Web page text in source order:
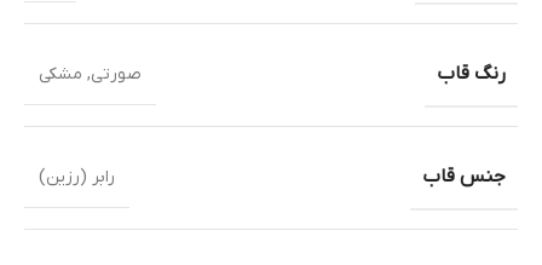
رنگ قاب صورتی, مشکی
جنس قاب رابر (رزین)